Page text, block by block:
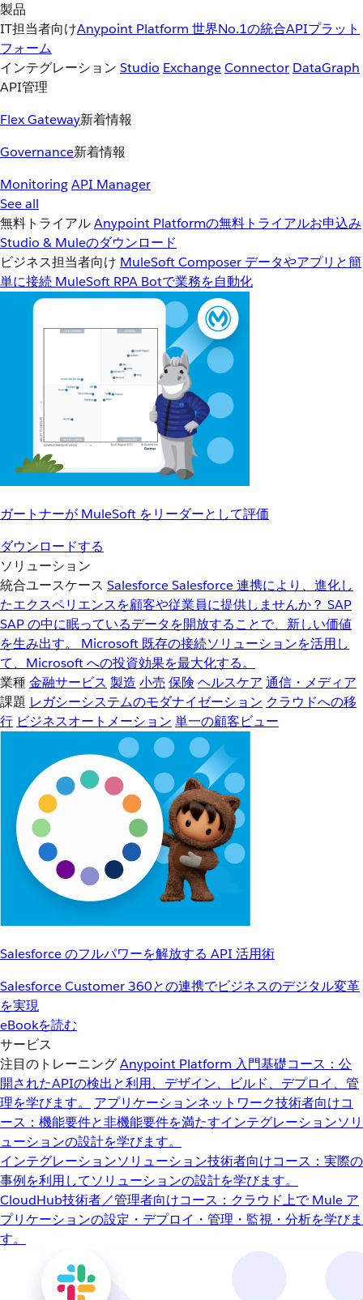
製品
IT担当者向けAnypoint Platform 世界No.1の統合APIプラット
フォーム
インテグレーション Studio ExchangeConnector DataGraph
API管理
Flex Gateway新着情報
Governance新着情報
MonitoringAPI Manager
See all
無料トライアルAnypoint Platformの無料トライアルお申込み
Studio & Muleのダウンロード
ビジネス担当者向け MuleSoft Composer データやアプリと簡
単に接続 MuleSoft RPA Botで業務を自動化
ガートナーが MuleSoft をリーダーとして評価
ダウンロードする
ソリューション
統合ユースケース SalesforceSalesforce 連携により、進化し
たエクスペリエンスを顧客や従業員に提供しませんか？ SAP
SAP の中に眠っているデータを開放することで、新しい価値
を生み出す。
Microsoft 既存の接続ソリューションを活用し
て、Microsoft への投資効果を最大化する。
業種金融サービス 製造 小売 保険 ヘルスケア 通信・メディア
課題 レガシーシステムのモダナイゼーション クラウドへの移
行 ビジネスオートメーション 単一の顧客ビュー
Salesforce のフルパワーを解放する API 活用術
Salesforce Customer 360との連携でビジネスのデジタル変革
を実現
eBookを読む
サービス
注目のトレーニングAnypoint Platform 入門基礎コース：公
開されたAPIの検出と利用、デザイン、ビルド、デプロイ、管
理を学びます。
アプリケーションネットワーク技術者向けコ
ース：機能要件と非機能要件を満たすインテグレーションソリ
ューションの設計を学びます。
インテグレーションソリューション技術者向けコース：実際の
事例を利用してソリューションの設計を学びます。
CloudHub技術者／管理者向けコース：クラウド上で Mule ア
プリケーションの設定・デプロイ・管理・監視・分析を学びま
す。